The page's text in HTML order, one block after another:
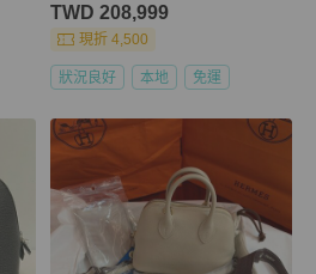
TWD 208,999
現折 4,500
狀況良好 本地 免運